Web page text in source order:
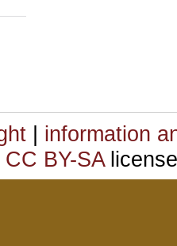
| information
CC BY-SA